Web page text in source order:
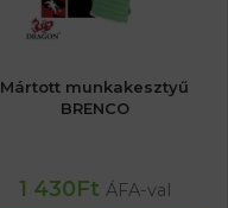
Mártott munkakesztyű
BRENCO
1 430Ft ÁFA-val